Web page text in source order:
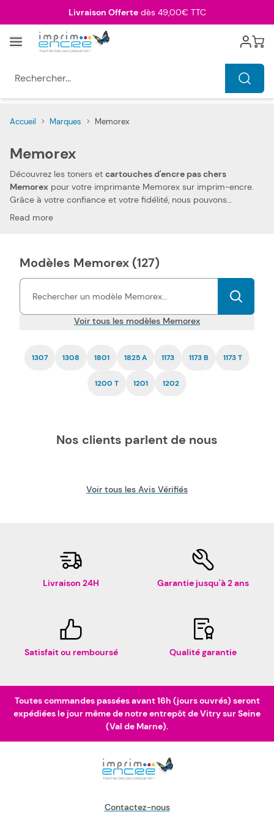
Livraison Offertedès 49,00€ TTC
Menu Cart
Accueil > Marques > Memorex
Memorex
Découvrez les toners et cartouches d'encre pas chers
Memorex pour votre imprimante Memorex sur imprim-encre.
Grâce à votre confiance et votre fidélité, nous pouvons
aujourd'hui vous offrir
prix très économiques.La compatibilité de nos toners et
cartouches d'encre Memorex pas chers est garantiepar une
Read more
Modèles Memorex (127)
Voir tous les modèles Memorex
1307 1308 1801 1825 A 1173 1173 B 1173 T
1200 T 1201 1202
Nos clients parlent de nous
Voir tous les Avis Vérifiés
Livraison 24H Garantie jusqu'à 2 ans
Satisfait ou remboursé Qualité garantie
Toutes commandes passées avant 16h (jours ouvrés) seront
expédiées le jour même de notre entrepôt de Vitry sur Seine
(Val de Marne).
Contactez-nous